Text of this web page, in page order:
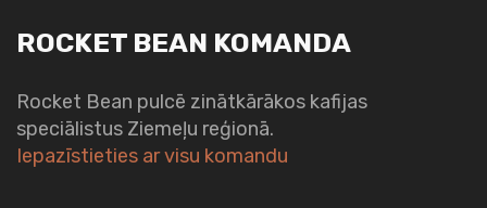
ROCKET BEAN KOMANDA
Rocket Bean pulcē zinātkārākos kafijas
speciālistus Ziemeļu reģionā.
Iepazīstieties ar visu komandu